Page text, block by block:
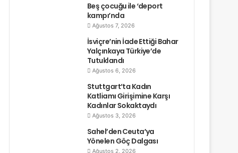
Beş çocuğu ile ‘deport
kampı’nda
Ağustos 7, 2026
İsviçre’nin İade Ettiği Bahar
Yalçınkaya Türkiye’de
Tutuklandı
Ağustos 6, 2026
Stuttgart’ta Kadın
Katliamı Girişimine Karşı
Kadınlar Sokaktaydı
Ağustos 3, 2026
Sahel’den Ceuta’ya
Yönelen Göç Dalgası
Ağustos 2, 2026